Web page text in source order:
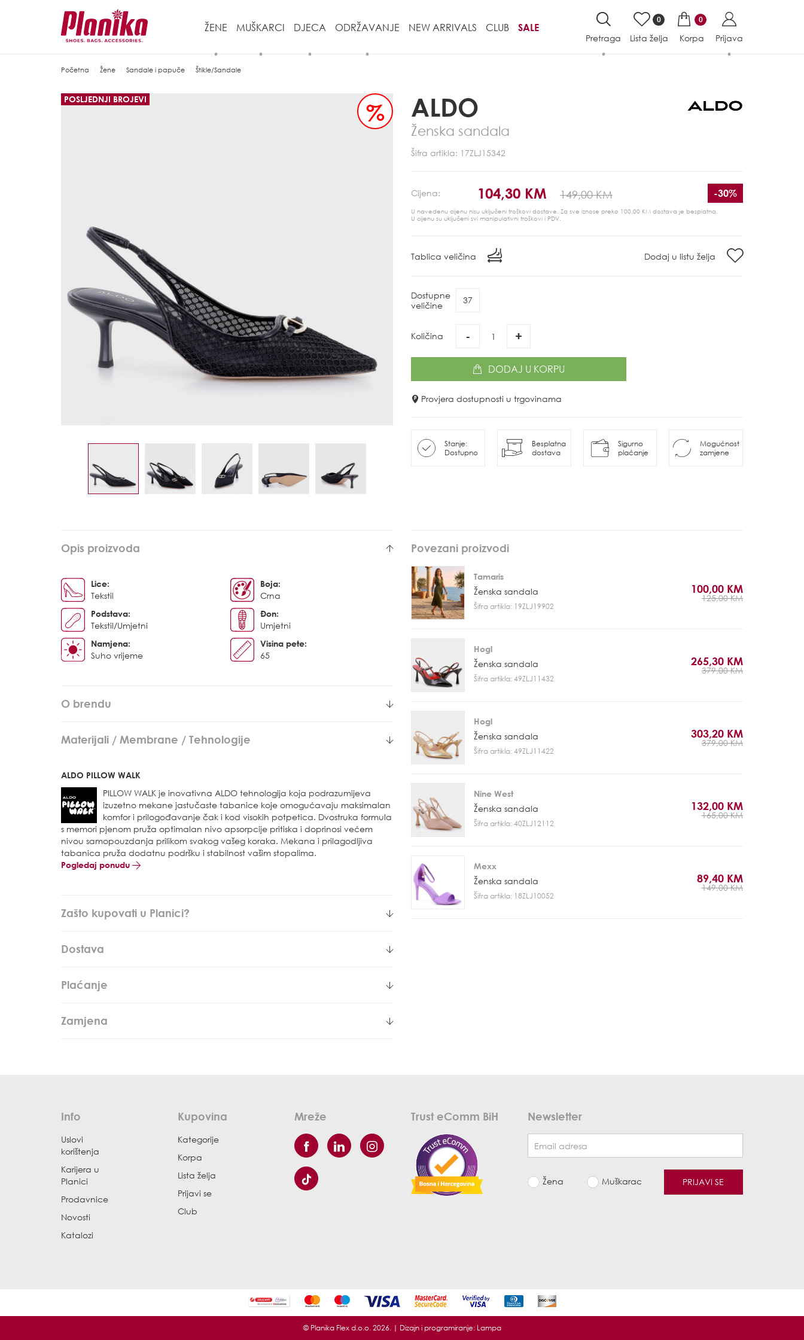
ŽENE MUŠKARCI DJECA ODRŽAVANJE NEW ARRIVALS CLUB SALE
Pretraga
0
Lista želja
0
Korpa Prijava
Početna Žene Sandale i papuče Štikle/Sandale
%
POSLJEDNJI BROJEVI ALDO
Ženska sandala
Šifra artikla: 17ZLJ15342
Cijena: 104,30 KM 149,00 KM -30%
U navedenu cijenu nisu uključeni troškovi dostave. Za sve iznose preko 100,00 KM dostava je besplatna.
U cijenu su uključeni svi manipulativni troškovi i PDV.
Tablica veličina Dodaj u listu želja
Dostupne
veličine
37
Količina - +
DODAJ U KORPU
Provjera dostupnosti u trgovinama
Stanje:
Dostupno
Besplatna
dostava
Sigurno
plaćanje
Mogućnost
zamjene
Opis proizvoda
Lice:
Tekstil
Boja:
Crna
Podstava:
Tekstil/Umjetni
Đon:
Umjetni
Namjena:
Suho vrijeme
Visina pete:
65
O brendu
Materijali / Membrane / Tehnologije
ALDO PILLOW WALK
PILLOW WALK je inovativna ALDO tehnologija koja podrazumijeva
izuzetno mekane jastučaste tabanice koje omogućavaju maksimalan
komfor i prilogođavanje čak i kod visokih potpetica. Dvostruka formula
s memori pjenom pruža optimalan nivo apsorpcije pritiska i doprinosi većem
nivou samopouzdanja prilikom svakog vašeg koraka. Mekana i prilagodljiva
tabanica pruža dodatnu podršku i stabilnost vašim stopalima.
Pogledaj ponudu
Zašto kupovati u Planici?
Dostava
Plaćanje
Zamjena
Povezani proizvodi
Tamaris
Ženska sandala
Šifra artikla: 19ZLJ19902
100,00 KM
125,00 KM
Hogl
Ženska sandala
Šifra artikla: 49ZLJ11432
265,30 KM
379,00 KM
Hogl
Ženska sandala
Šifra artikla: 49ZLJ11422
303,20 KM
379,00 KM
Nine West
Ženska sandala
Šifra artikla: 40ZLJ12112
132,00 KM
165,00 KM
Mexx
Ženska sandala
Šifra artikla: 18ZLJ10052
89,40 KM
149,00 KM
Info
Uslovi
korištenja
Karijera u
Planici
Prodavnice
Novosti
Katalozi
Kupovina
Kategorije
Korpa
Lista želja
Prijavi se
Club
Mreže Trust eComm BiH Newsletter
Žena Muškarac PRIJAVI SE
© Planika Flex d.o.o. 2026. | Dizajn i programiranje: Lampa